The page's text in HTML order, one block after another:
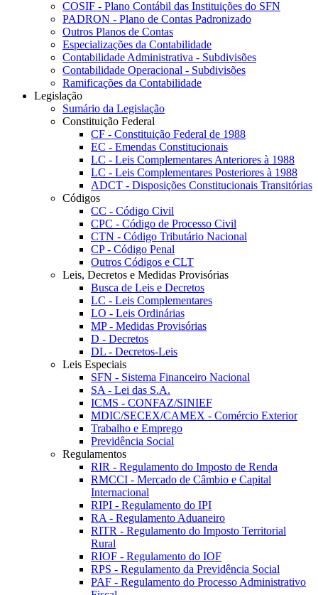
COSIF - Plano Contábil das Instituições do SFN
PADRON - Plano de Contas Padronizado
Outros Planos de Contas
Especializações da Contabilidade
Contabilidade Administrativa - Subdivisões
Contabilidade Operacional - Subdivisões
Ramificações da Contabilidade
Legislação
Sumário da Legislação
Constituição Federal
CF - Constituição Federal de 1988
EC - Emendas Constitucionais
LC - Leis Complementares Anteriores à 1988
LC - Leis Complementares Posteriores à 1988
ADCT - Disposições Constitucionais Transitórias
Códigos
CC - Código Civil
CPC - Código de Processo Civil
CTN - Código Tributário Nacional
CP - Código Penal
Outros Códigos e CLT
Leis, Decretos e Medidas Provisórias
Busca de Leis e Decretos
LC - Leis Complementares
LO - Leis Ordinárias
MP - Medidas Provisórias
D - Decretos
DL - Decretos-Leis
Leis Especiais
SFN - Sistema Financeiro Nacional
SA - Lei das S.A.
ICMS - CONFAZ/SINIEF
MDIC/SECEX/CAMEX - Comércio Exterior
Trabalho e Emprego
Previdência Social
Regulamentos
RIR - Regulamento do Imposto de Renda
RMCCI - Mercado de Câmbio e Capital
Internacional
RIPI - Regulamento do IPI
RA - Regulamento Aduaneiro
RITR - Regulamento do Imposto Territorial
Rural
RIOF - Regulamento do IOF
RPS - Regulamento da Previdência Social
PAF - Regulamento do Processo Administrativo